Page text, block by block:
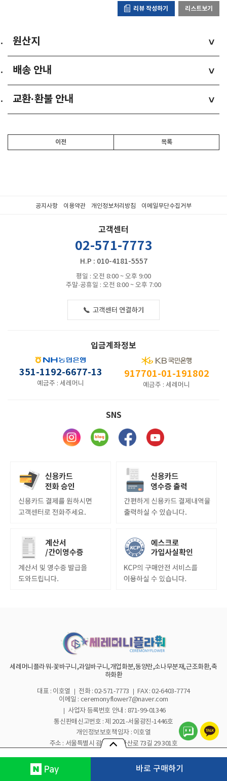
리뷰 작성하기 리스트보기
원산지 >
배송 안내 >
교환·환불 안내 >
이전 목록
공지사항 이용약관 개인정보처리방침 이메일무단수집거부
고객센터
02-571-7773
H.P : 010-4181-5557
평일 : 오전 8:00 ~ 오후 9:00
주말·공휴일 : 오전 8:00 ~ 오후 7:00
입금계좌정보
351-1192-6677-13
예금주 : 세레머니
917701-01-191802
예금주 : 세레머니
SNS
세레머니플라워-꽃바구니,과일바구니,개업화분,동양란,소나무분재,근조화환,축
하화환
대표 : 이호열 전화 : 02-571-7773
FAX : 02-6403-7774
이메일 : ceremonyflower7@naver.com
사업자 등록번호 안내 : 871-99-01346
통신판매신고번호 : 제 2021-서울광진-1446호
개인정보보호책임자 : 이호열
주소 : 서울특별시 광진구 아차산로 73길 29 301호
세레머니플라워 All rights reserved.